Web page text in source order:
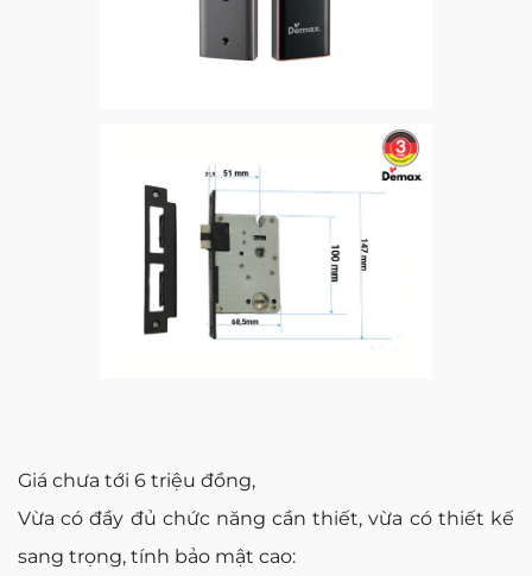
Giá chưa tới 6 triệu đồng,
Vừa có đầy đủ chức năng cần thiết, vừa có thiết kế
sang trọng, tính bảo mật cao: